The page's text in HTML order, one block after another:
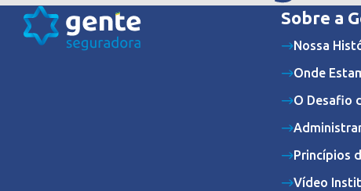
Sobre a
Nossa
Onde
O Desafio
Princípios
Vídeo